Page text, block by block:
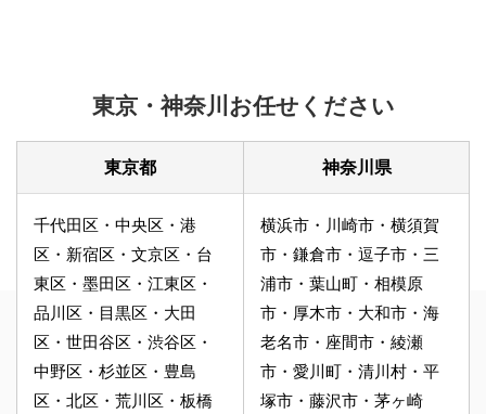
東京・神奈川お任せください
東京都
千代田区・中央区・港
区・新宿区・文京区・台
東区・墨田区・江東区・
品川区・目黒区・大田
区・世田谷区・渋谷区・
中野区・杉並区・豊島
区・北区・荒川区・板橋
神奈川県
横浜市・川崎市・横須賀
市・鎌倉市・逗子市・三
浦市・葉山町・相模原
市・厚木市・大和市・海
老名市・座間市・綾瀬
市・愛川町・清川村・平
塚市・藤沢市・茅ヶ崎